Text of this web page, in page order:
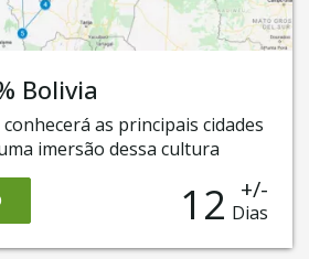
Bolivia
as principais cidades
imersão dessa cultura
de experiência pelos Andes
essa aventura em Santa
a capital Sucre, o
Uyuni e terminando essa
12 +/-
Dias